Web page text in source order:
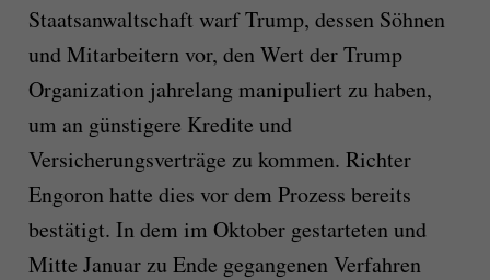
Staatsanwaltschaft warf Trump, dessen Söhnen
und Mitarbeitern vor, den Wert der Trump
Organization jahrelang manipuliert zu haben,
um an günstigere Kredite und
Versicherungsverträge zu kommen. Richter
Engoron hatte dies vor dem Prozess bereits
bestätigt. In dem im Oktober gestarteten und
Mitte Januar zu Ende gegangenen Verfahren